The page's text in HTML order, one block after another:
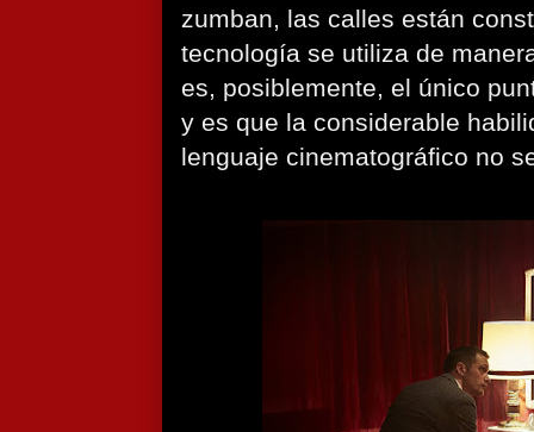
zumban, las calles están
tecnología se utiliza de
es, posiblemente, el único
y es que la considerable
lenguaje cinematográfico no